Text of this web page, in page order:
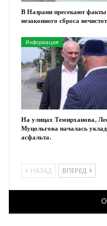
В Назрани пресекают факты
незаконного сброса нечистот
Информация
На улицах Темирханова,
Муцольгова началась
асфальта.
НАЗАД ВПЕРЕД